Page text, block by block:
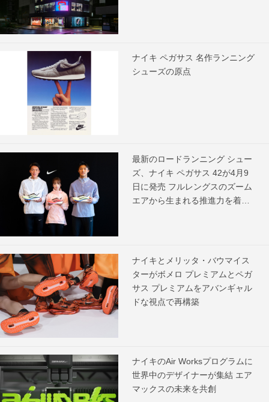
ナイキ ペガサス 名作ランニング
シューズの原点
最新のロードランニング シュー
ズ、ナイキ ペガサス 42が4月9
日に発売 フルレングスのズーム
エアから生まれる推進力を着用
ナイキとメリッタ・バウマイス
ターがボメロ プレミアムとペガ
サス プレミアムをアバンギャル
ドな視点で再構築
ナイキのAir Worksプログラムに
世界中のデザイナーが集結 エア
マックスの未来を共創